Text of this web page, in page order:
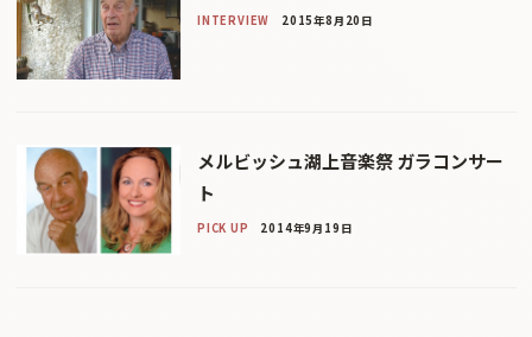
INTERVIEW 2015年8月20日
メルビッシュ湖上音楽祭 ガラコンサー
ト
PICK UP 2014年9月19日